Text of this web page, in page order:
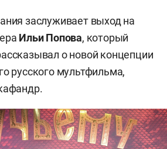
заслуживает выход на
Ильи Попова, который
о новой концепции
русского мультфильма,